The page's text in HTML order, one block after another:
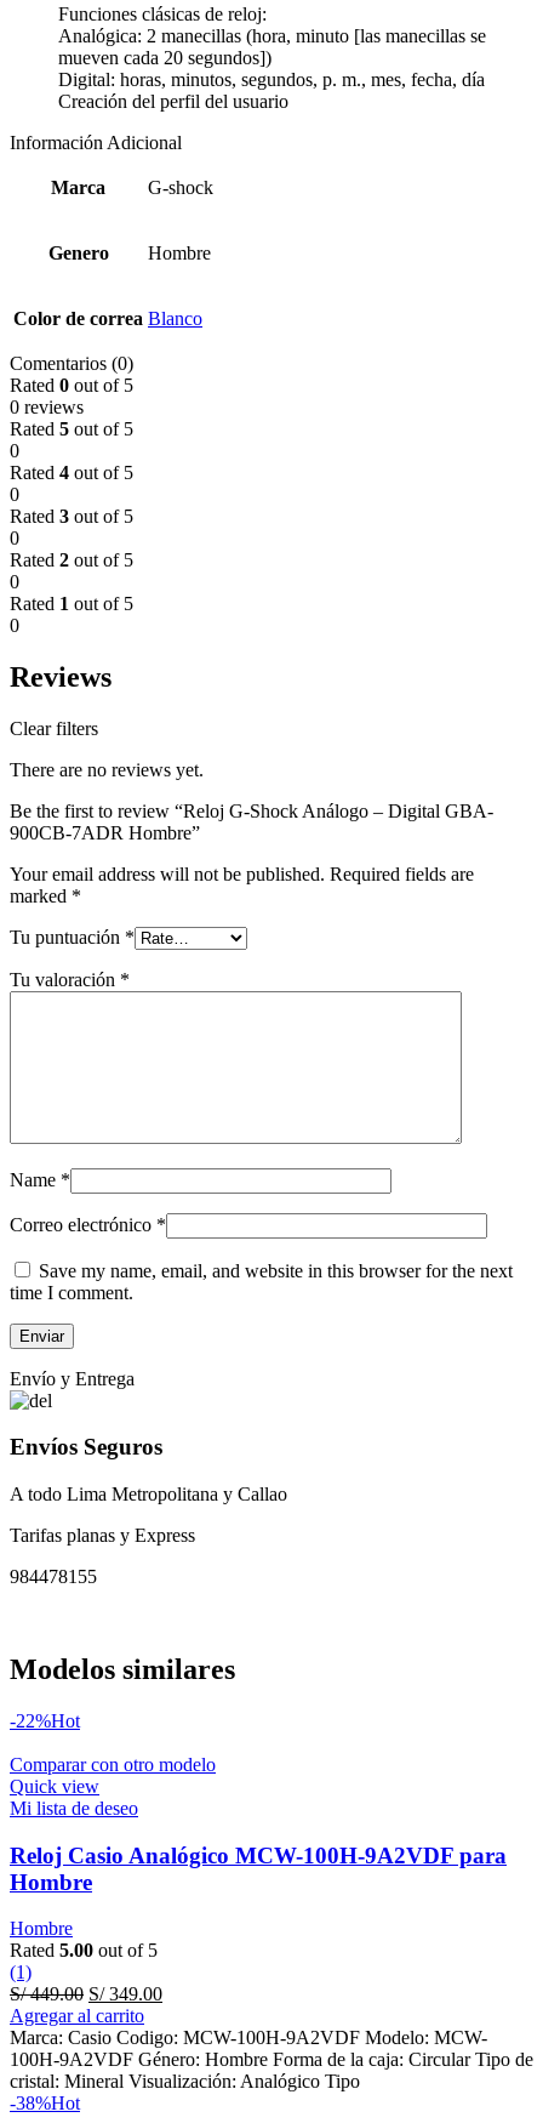
Funciones clásicas de reloj:
Analógica: 2 manecillas (hora, minuto [las manecillas se
mueven cada 20 segundos])
Digital: horas, minutos, segundos, p. m., mes, fecha, día
Creación del perfil del usuario
Información Adicional
Marca G-shock
Genero Hombre
Color de correa Blanco
Comentarios (0)
Rated 0 out of 5
0 reviews
Rated 5 out of 5
0
Rated 4 out of 5
0
Rated 3 out of 5
0
Rated 2 out of 5
0
Rated 1 out of 5
0
Reviews
Clear filters
There are no reviews yet.
Be the first to review “Reloj G-Shock Análogo – Digital GBA-
900CB-7ADR Hombre”
Your email address will not be published. Required fields are
marked *
Tu puntuación *
Tu valoración *
Name *
Correo electrónico *
Save my name, email, and website in this browser for the next
time I comment.
Envío y Entrega
Envíos Seguros
A todo Lima Metropolitana y Callao
Tarifas planas y Express
984478155
Modelos similares
-22%Hot
Comparar con otro modelo
Quick view
Mi lista de deseo
Reloj Casio Analógico MCW-100H-9A2VDF para
Hombre
Hombre
Rated 5.00 out of 5
(1)
S/449.00 Original
price
was:
S/ 449.00.
S/349.00Current
is:
S/ 349.00.
Agregar al carrito
Marca: Casio Codigo: MCW-100H-9A2VDF Modelo: MCW-
100H-9A2VDF Género: Hombre Forma de la caja: Circular Tipo de
cristal: Mineral Visualización: Analógico Tipo
-38%Hot